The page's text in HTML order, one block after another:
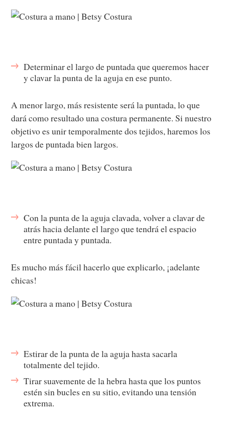
Determinar el largo de puntada que queremos hacer
y clavar la punta de la aguja en ese punto.
A menor largo, más resistente será la puntada, lo que
dará como resultado una costura permanente. Si nuestro
objetivo es unir temporalmente dos tejidos, haremos los
largos de puntada bien largos.
Con la punta de la aguja clavada, volver a clavar de
atrás hacia delante el largo que tendrá el espacio
entre puntada y puntada.
Es mucho más fácil hacerlo que explicarlo, ¡adelante
chicas!
Estirar de la punta de la aguja hasta sacarla
totalmente del tejido.
Tirar suavemente de la hebra hasta que los puntos
estén sin bucles en su sitio, evitando una tensión
extrema.